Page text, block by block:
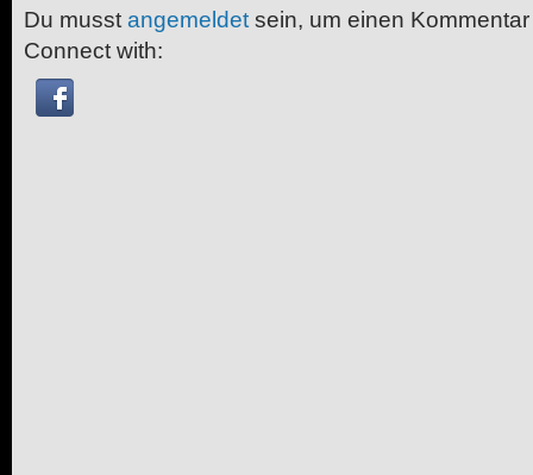
Du musst angemeldet sein, um einen
Connect with: